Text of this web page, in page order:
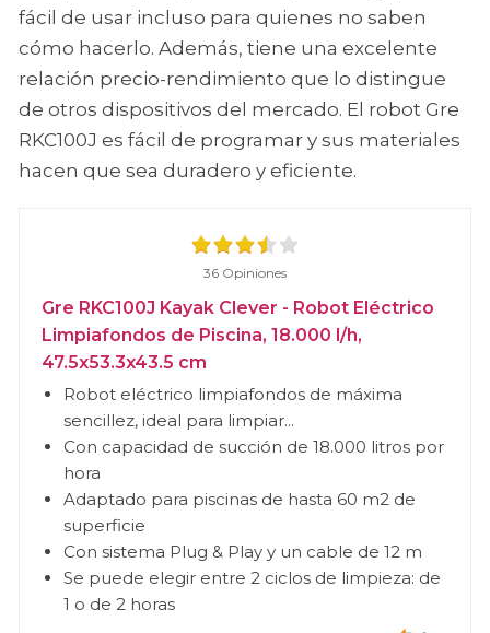
fácil de usar incluso para quienes no saben
cómo hacerlo. Además, tiene una excelente
relación precio-rendimiento que lo distingue
de otros dispositivos del mercado. El robot Gre
RKC100J es fácil de programar y sus materiales
hacen que sea duradero y eficiente.
36 Opiniones
Gre RKC100J Kayak Clever - Robot Eléctrico
Limpiafondos de Piscina, 18.000 l/h,
47.5x53.3x43.5 cm
Robot eléctrico limpiafondos de máxima
sencillez, ideal para limpiar...
Con capacidad de succión de 18.000 litros por
hora
Adaptado para piscinas de hasta 60 m2 de
superficie
Con sistema Plug & Play y un cable de 12 m
Se puede elegir entre 2 ciclos de limpieza: de
1 o de 2 horas